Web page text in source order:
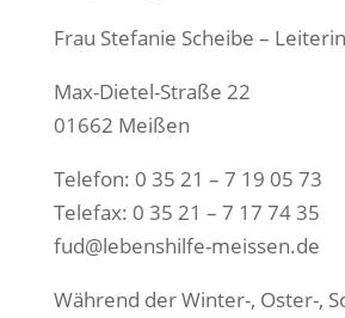
Frau Stefanie Scheibe – Leiterin
Max-Dietel-Straße 22
01662 Meißen
Telefon: 0 35 21 – 7 19 05 73
Telefax: 0 35 21 – 7 17 74 35
fud@lebenshilfe-meissen.de
Während der Winter-, Oster-,